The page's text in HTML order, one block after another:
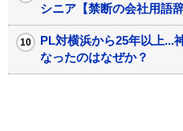
シニア【禁断の会社用語辞
PL対横浜から25年以上...
なったのはなぜか？